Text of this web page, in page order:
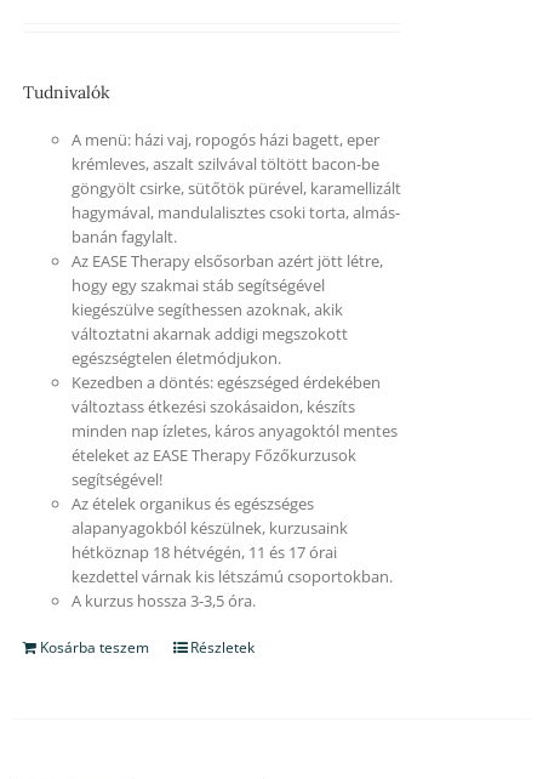
Tudnivalók
A menü: házi vaj, ropogós házi bagett, eper
krémleves, aszalt szilvával töltött bacon-be
göngyölt csirke, sütőtök pürével, karamellizált
hagymával, mandulalisztes csoki torta, almás-
banán fagylalt.
Az EASE Therapy elsősorban azért jött létre,
hogy egy szakmai stáb segítségével
kiegészülve segíthessen azoknak, akik
változtatni akarnak addigi megszokott
egészségtelen életmódjukon.
Kezedben a döntés: egészséged érdekében
változtass étkezési szokásaidon, készíts
minden nap ízletes, káros anyagoktól mentes
ételeket az EASE Therapy Főzőkurzusok
segítségével!
Az ételek organikus és egészséges
alapanyagokból készülnek, kurzusaink
hétköznap 18 hétvégén, 11 és 17 órai
kezdettel várnak kis létszámú csoportokban.
A kurzus hossza 3-3,5 óra.
Kosárba teszem Részletek